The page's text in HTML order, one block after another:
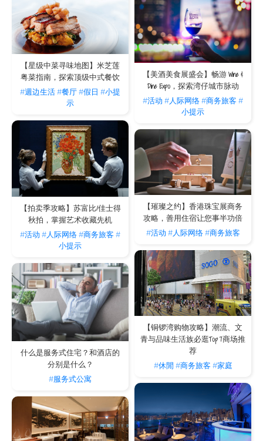
【星级中菜寻味地图】米芝莲
粤菜指南，探索顶级中式餐饮
#週边生活#餐厅#假日 #小提
示
【美酒美食展盛会】畅游 Wine &
Dine Expo，探索湾仔城市脉动
#活动 #人际网络#商务旅客 #
小提示
【拍卖季攻略】苏富比/佳士得
秋拍，掌握艺术收藏先机
#活动 #人际网络#商务旅客 #
小提示
【璀璨之约】香港珠宝展商务
攻略，善用住宿让您事半功倍
#活动 #人际网络 #商务旅客
【铜锣湾购物攻略】潮流、文
青与品味生活族必逛Top 7商场推
荐
#休閒 #商务旅客 #家庭
什么是服务式住宅？和酒店的
分别是什么？
#服务式公寓